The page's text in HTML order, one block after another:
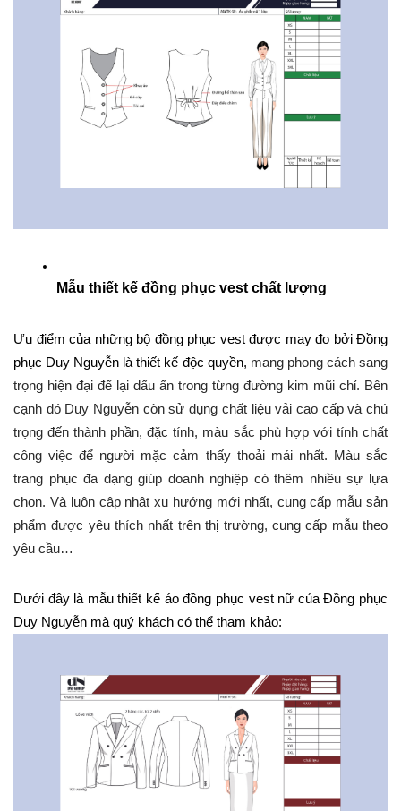
Mẫu thiết kế đồng phục vest chất lượng
Ưu điểm của những bộ đồng phục vest được may đo bởi Đồng
phục Duy Nguyễn là thiết kế độc quyền, mang phong cách sang
trọng hiện đại để lại dấu ấn trong từng đường kim mũi chỉ. Bên
cạnh đó Duy Nguyễn còn sử dụng chất liệu vải cao cấp và chú
trọng đến thành phần, đặc tính, màu sắc phù hợp với tính chất
công việc để người mặc cảm thấy thoải mái nhất. Màu sắc
trang phục đa dạng giúp doanh nghiệp có thêm nhiều sự lựa
chọn. Và luôn cập nhật xu hướng mới nhất, cung cấp mẫu sản
phẩm được yêu thích nhất trên thị trường, cung cấp mẫu theo
yêu cầu…
Dưới đây là mẫu thiết kế áo đồng phục vest nữ của Đồng phục
Duy Nguyễn mà quý khách có thể tham khảo: